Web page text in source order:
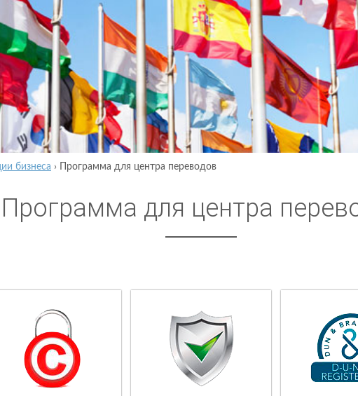
бизнеса › Программа для центра переводов
Программа для центра